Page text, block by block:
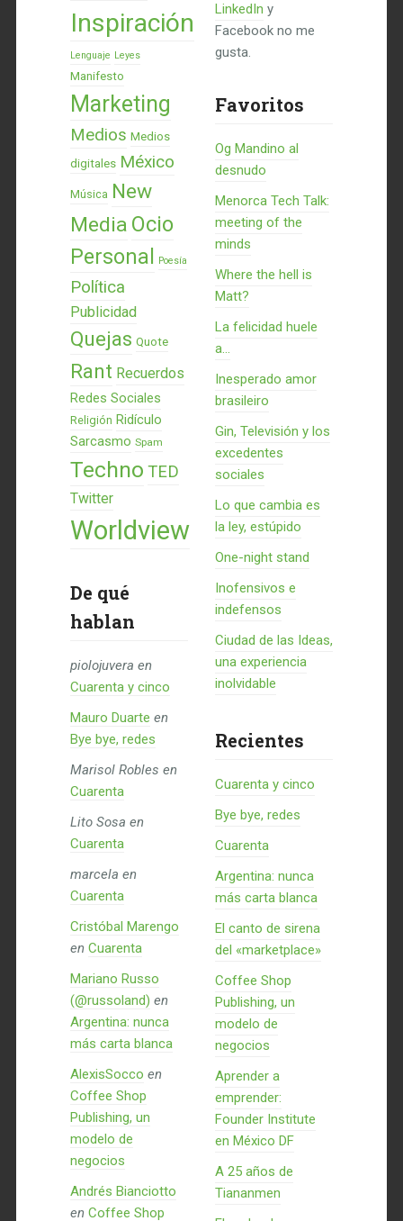
Inspiración
Lenguaje Leyes
Manifesto
Marketing
Medios Medios
digitales México
Música New
Media Ocio
Personal Poesía
Política
Publicidad
Quejas Quote
Rant Recuerdos
Redes Sociales
Religión Ridículo
Sarcasmo Spam
Techno TED
Twitter
Worldview
De qué
hablan
piolojuvera en
Cuarenta y cinco
Mauro Duarte en
Bye bye, redes
Marisol Robles en
Cuarenta
Lito Sosa en
Cuarenta
marcela en
Cuarenta
Cristóbal Marengo
en Cuarenta
Mariano Russo
(@russoland) en
Argentina: nunca
más carta blanca
AlexisSocco en
Coffee Shop
Publishing, un
modelo de
negocios
Andrés Bianciotto
en Coffee Shop
LinkedIn y
Facebook no me
gusta.
Favoritos
Og Mandino al
desnudo
Menorca Tech Talk:
meeting of the
minds
Where the hell is
Matt?
La felicidad huele
a...
Inesperado amor
brasileiro
Gin, Televisión y los
excedentes
sociales
Lo que cambia es
la ley, estúpido
One-night stand
Inofensivos e
indefensos
Ciudad de las Ideas,
una experiencia
inolvidable
Recientes
Cuarenta y cinco
Bye bye, redes
Cuarenta
Argentina: nunca
más carta blanca
El canto de sirena
del «marketplace»
Coffee Shop
Publishing, un
modelo de
negocios
Aprender a
emprender:
Founder Institute
en México DF
A 25 años de
Tiananmen